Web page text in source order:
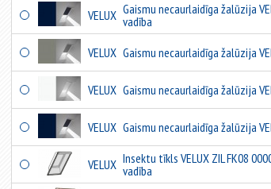
VELUX Gaismu necaurlaidīga žalūzija
vadība
VELUX Gaismu necaurlaidīga žalūzija
VELUX Gaismu necaurlaidīga žalūzija
VELUX Gaismu necaurlaidīga žalūzija
VELUX Insektu tīkls VELUX ZIL FK08
vadība